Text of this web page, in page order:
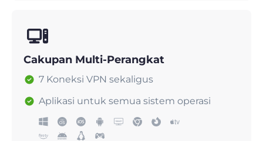
Cakupan Multi-Perangkat
7 Koneksi VPN sekaligus
Aplikasi untuk semua sistem operasi